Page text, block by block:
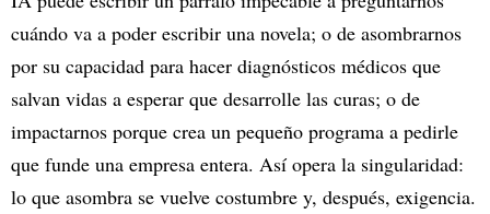
cuándo va a poder escribir una novela; o de asombrarnos
por su capacidad para hacer diagnósticos médicos que
salvan vidas a esperar que desarrolle las curas; o de
impactarnos porque crea un pequeño programa a pedirle
que funde una empresa entera. Así opera la singularidad:
lo que asombra se vuelve costumbre y, después, exigencia.